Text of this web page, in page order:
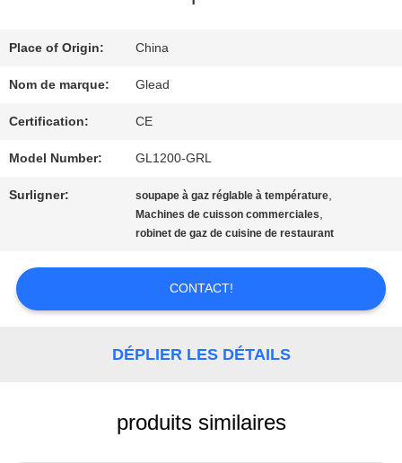
SPECTACLE
VR
À
PROPOS
DE
VISITE
CONTRÔLE
Place of Origin: China
Nom de marque: Glead
Certification: CE
Model Number: GL1200-GRL
Surligner: soupape à gaz réglable à température,
Machines de cuisson commerciales,
robinet de gaz de cuisine de restaurant
CONTACT!
DÉPLIER LES DÉTAILS
produits similaires